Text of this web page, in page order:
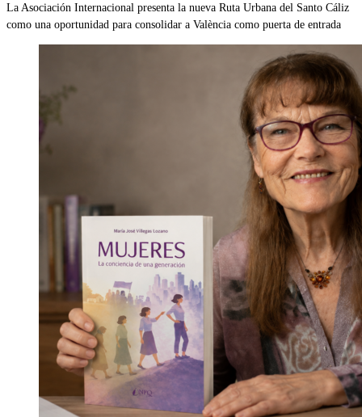
La Asociación Internacional presenta la nueva Ruta Urbana del Santo Cáliz
como una oportunidad para consolidar a València como puerta de entrada